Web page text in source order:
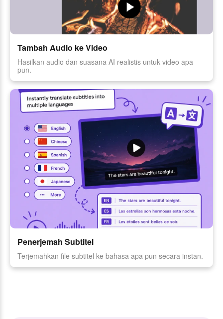
Tambah Audio ke Video
Hasilkan audio dan suasana AI realistis untuk video apa
pun.
Penerjemah Subtitel
Terjemahkan file subtitel ke bahasa apa pun secara instan.